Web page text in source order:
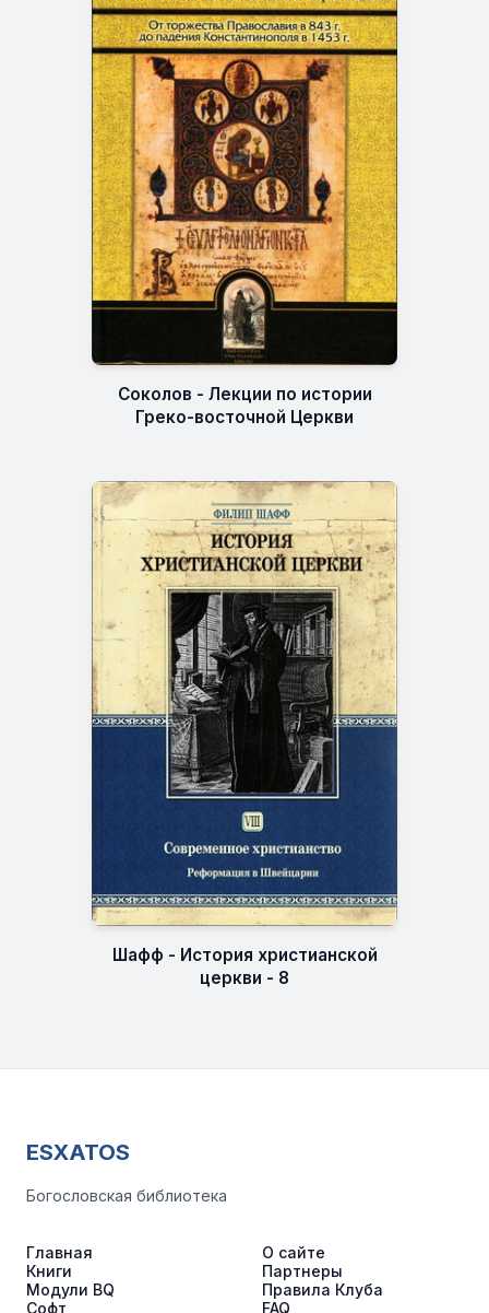
Соколов - Лекции по истории
Греко-восточной Церкви
Шафф - История христианской
церкви - 8
ESXATOS
Богословская библиотека
Главная
Книги
Модули BQ
Софт
О сайте
Партнеры
Правила Клуба
FAQ